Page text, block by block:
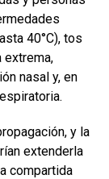
40°C), tos
extrema,
nasal y, en
y la
extenderla
compartida